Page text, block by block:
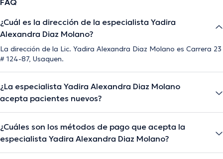
¿Cuál es la dirección de la especialista Yadira
Alexandra Diaz Molano?
La dirección de la Lic. Yadira Alexandra Diaz Molano es Carrera 23
# 124-87, Usaquen.
¿La especialista Yadira Alexandra Diaz Molano
acepta pacientes nuevos?
¿Cuáles son los métodos de pago que acepta la
especialista Yadira Alexandra Diaz Molano?